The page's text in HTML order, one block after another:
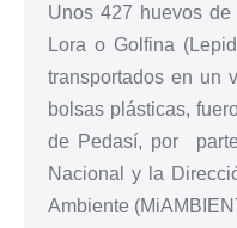
Unos 427 huevos
Lora o Golfina
transportados en un
bolsas plásticas,
de Pedasí, por
Nacional y la
Ambiente